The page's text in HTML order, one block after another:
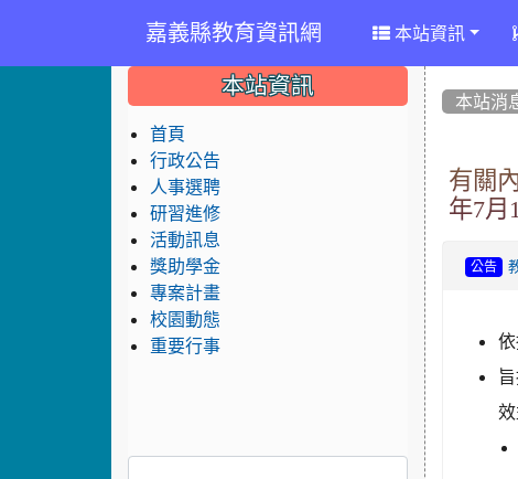
嘉義縣教育資訊網 本站資訊
本站消
有關
年7月
公告
::: 本站資訊
首頁
行政公告
人事選聘
研習進修
活動訊息
獎助學金
專案計畫
校園動態
重要行事